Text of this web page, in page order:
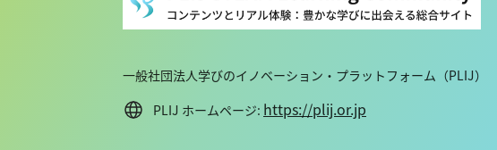
一般社団法人学びのイノベーション・プラットフォーム（PLIJ）
PLIJ ホームページ: https://plij.or.jp